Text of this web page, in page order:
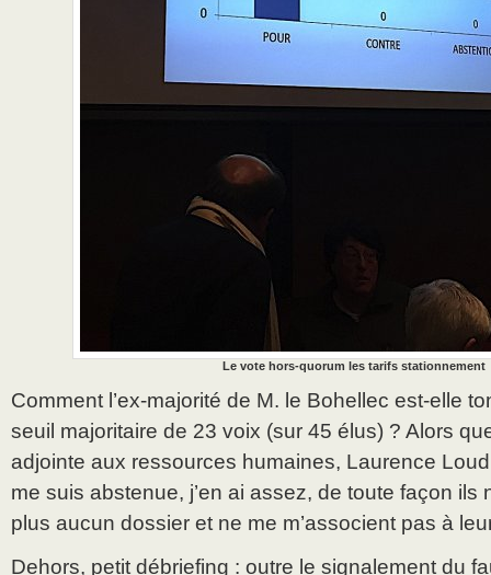
Le vote hors-quorum les tarifs stationnement
Comment l’ex-majorité de M. le Bohellec est-elle
seuil majoritaire de 23 voix (sur 45 élus) ? Alors
adjointe aux ressources humaines, Laurence
me suis abstenue, j’en ai assez, de toute façon ils
plus aucun dossier et ne me m’associent pas à
Dehors, petit débriefing : outre le signalement du